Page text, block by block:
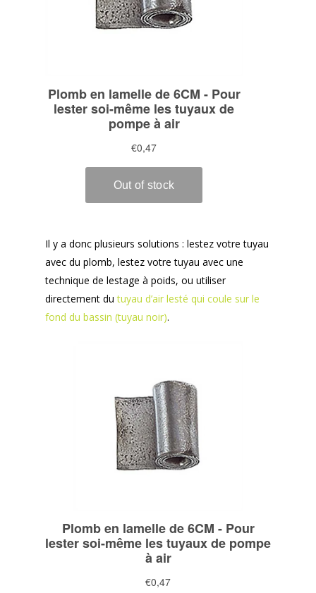
Il y a donc plusieurs solutions : lestez votre tuyau
avec du plomb, lestez votre tuyau avec une
technique de lestage à poids, ou utiliser
directement dutuyau d’air lesté qui coule sur le
fond du bassin (tuyau noir).